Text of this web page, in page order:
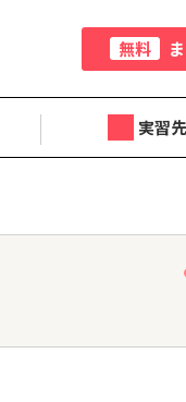
無料
実習